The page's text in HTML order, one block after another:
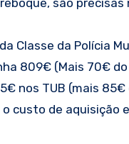
são
Classe da Polícia
809€ (Mais 70€
nos TUB (mais
custo de aquisição